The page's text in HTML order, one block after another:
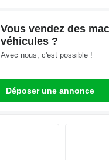
Vous vendez des
véhicules ?
Avec nous, c'est possible !
Déposer une annonce